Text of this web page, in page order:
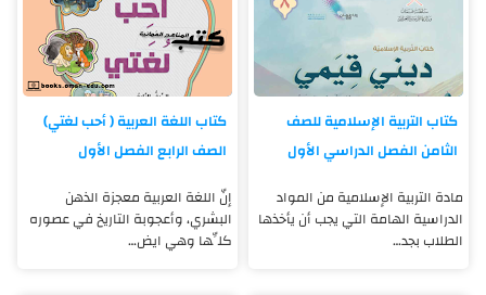
كتاب التربية الإسلامية للصف
الثامن الفصل الدراسي الأول
مادة التربية الإسلامية من المواد
الدراسية الهامة التي يجب أن يأخذها
الطلاب بجد…
كتاب اللغة العربية ( أحب لغتي)
الصف الرابع الفصل الأول
إنّ اللغة العربية معجزة الذهن
البشري، وأعجوبة التاريخ في عصوره
كلِّها وهي ايض…